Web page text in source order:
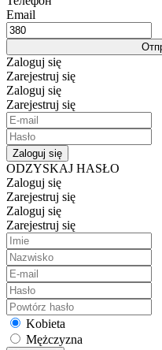
Email
Zaloguj się
Zarejestruj się
Zaloguj się
Zarejestruj się
Zaloguj się
ODZYSKAJ HASŁO
Zaloguj się
Zarejestruj się
Zaloguj się
Zarejestruj się
Kobieta
Mężczyzna